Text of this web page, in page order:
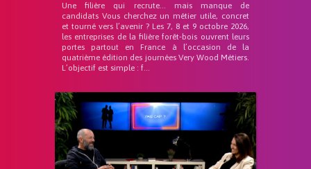
Une filière qui recrute… mais manque de
candidats Vous cherchez un métier utile, concret
et tourné vers l’avenir ? Les 7, 8 et 9 octobre 2026,
les entreprises de la filière forêt-bois ouvrent leurs
portes partout en France à l’occasion de la
quatrième édition des journées Very Wood Métiers.
L’objectif est simple : f...